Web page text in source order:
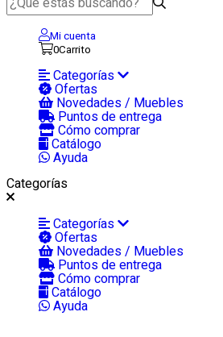
Mi cuenta
0Carrito
Categorías
Ofertas
Novedades / Muebles
Puntos de entrega
Cómo comprar
Catálogo
Ayuda
Categorías
Categorías
Ofertas
Novedades / Muebles
Puntos de entrega
Cómo comprar
Catálogo
Ayuda